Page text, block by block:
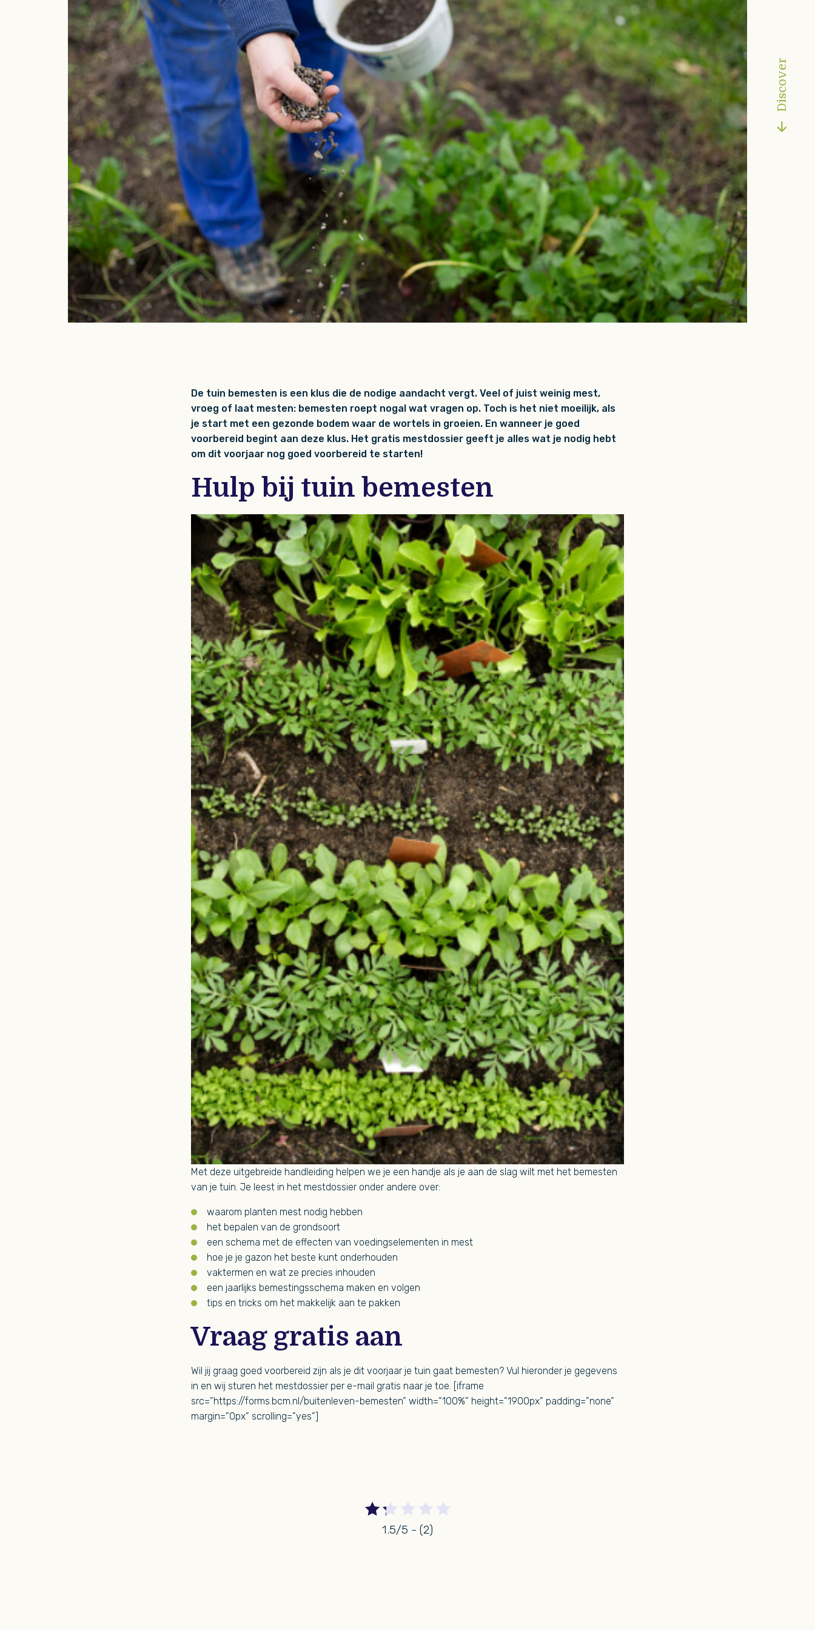
Discover
De tuin bemesten is een klus die de nodige aandacht vergt. Veel of juist weinig mest,
vroeg of laat mesten: bemesten roept nogal wat vragen op. Toch is het niet moeilijk, als
je start met een gezonde bodem waar de wortels in groeien. En wanneer je goed
voorbereid begint aan deze klus. Het gratis mestdossier geeft je alles wat je nodig hebt
om dit voorjaar nog goed voorbereid te starten!
Hulp bij tuin bemesten
Met deze uitgebreide handleiding helpen we je een handje als je aan de slag wilt met het bemesten
van je tuin. Je leest in het mestdossier onder andere over:
waarom planten mest nodig hebben
het bepalen van de grondsoort
een schema met de effecten van voedingselementen in mest
hoe je je gazon het beste kunt onderhouden
vaktermen en wat ze precies inhouden
een jaarlijks bemestingsschema maken en volgen
tips en tricks om het makkelijk aan te pakken
Vraag gratis aan
Wil jij graag goed voorbereid zijn als je dit voorjaar je tuin gaat bemesten? Vul hieronder je gegevens
in en wij sturen het mestdossier per e-mail gratis naar je toe. [iframe
src=”https://forms.bcm.nl/buitenleven-bemesten” width=”100%” height=”1900px” padding=”none”
margin=”0px” scrolling=”yes”]
1.5/5 - (2)